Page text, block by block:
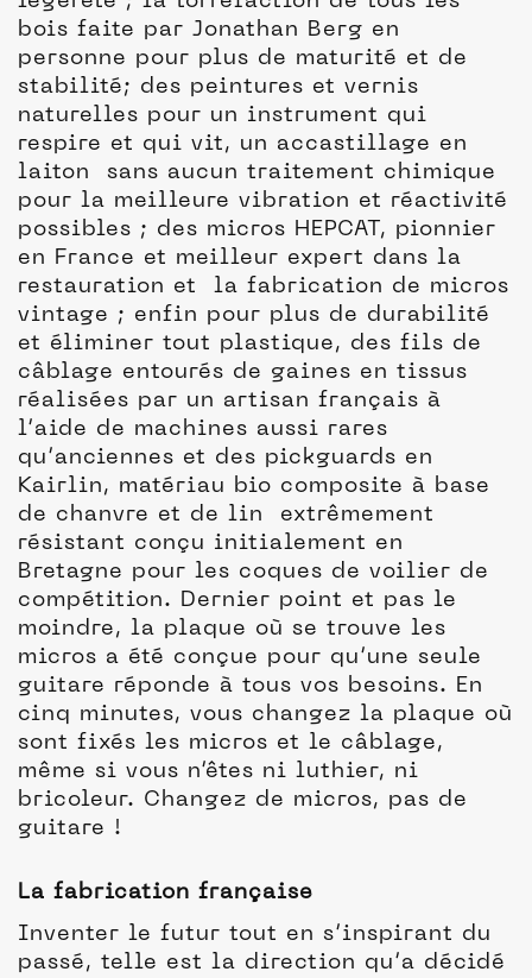
bois faite par Jonathan Berg en
personne pour plus de maturité et de
stabilité; des peintures et vernis
naturelles pour un instrument qui
respire et qui vit, un accastillage en
laiton sans aucun traitement chimique
pour la meilleure vibration et réactivité
possibles ; des micros HEPCAT, pionnier
en France et meilleur expert dans la
restauration et la fabrication de micros
vintage ; enfin pour plus de durabilité
et éliminer tout plastique, des fils de
câblage entourés de gaines en tissus
réalisées par un artisan français à
l’aide de machines aussi rares
qu’anciennes et des pickguards en
Kairlin, matériau bio composite à base
de chanvre et de lin extrêmement
résistant conçu initialement en
Bretagne pour les coques de voilier de
compétition. Dernier point et pas le
moindre, la plaque où se trouve les
micros a été conçue pour qu’une seule
guitare réponde à tous vos besoins. En
cinq minutes, vous changez la plaque où
sont fixés les micros et le câblage,
même si vous n’êtes ni luthier, ni
bricoleur. Changez de micros, pas de
guitare !
La fabrication française
Inventer le futur tout en s’inspirant du
passé, telle est la direction qu’a décidé